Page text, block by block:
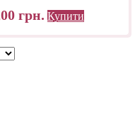
грн. Купити